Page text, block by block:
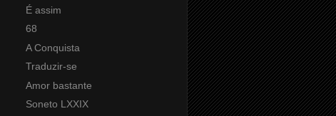
É assim
68
A Conquista
Traduzir-se
Amor bastante
Soneto LXXIX